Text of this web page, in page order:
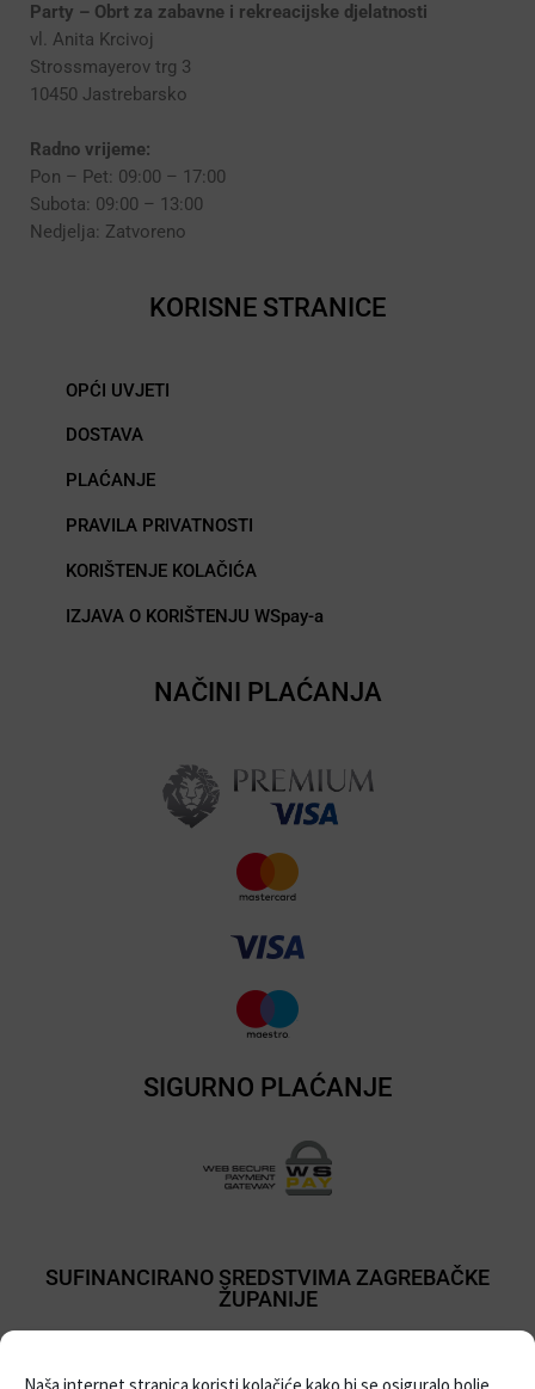
Party – Obrt za zabavne i rekreacijske djelatnosti
vl. Anita Krcivoj
Strossmayerov trg 3
10450 Jastrebarsko
Radno vrijeme:
Pon – Pet: 09:00 – 17:00
Subota: 09:00 – 13:00
Nedjelja: Zatvoreno
KORISNE STRANICE
OPĆI UVJETI
DOSTAVA
PLAĆANJE
PRAVILA PRIVATNOSTI
KORIŠTENJE KOLAČIĆA
IZJAVA O KORIŠTENJU WSpay-a
NAČINI PLAĆANJA
SIGURNO PLAĆANJE
SUFINANCIRANO SREDSTVIMA ZAGREBAČKE
ŽUPANIJE